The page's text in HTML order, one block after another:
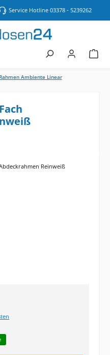
Service Hotline 03378 - 5239262
Rahmen Ambiente Linear